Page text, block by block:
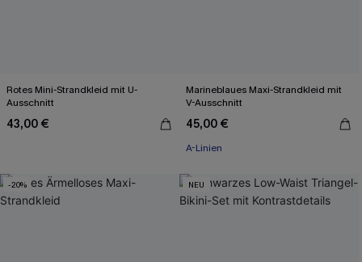
Rotes Mini-Strandkleid mit U-
Ausschnitt
43,00 €
Marineblaues Maxi-Strandkleid mit
V-Ausschnitt
45,00 €
A-Linien
-20% NEU